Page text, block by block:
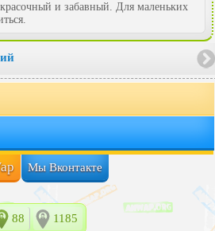
и забавный. Для маленьких
Мы Вконтакте
88 1185